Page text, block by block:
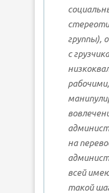
группы),
с
на
всей
такой